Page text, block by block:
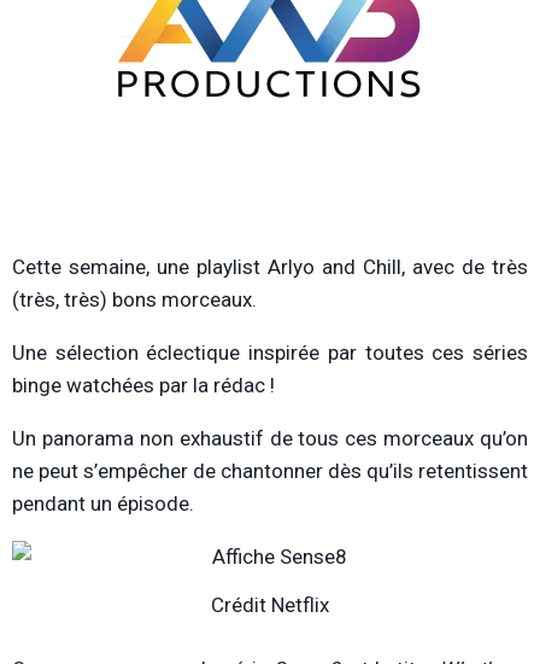
Cette semaine, une playlist Arlyo and Chill, avec de très
(très, très) bons morceaux.
Une sélection éclectique inspirée par toutes ces séries
binge watchées par la rédac !
Un panorama non exhaustif de tous ces morceaux qu’on
ne peut s’empêcher de chantonner dès qu’ils retentissent
pendant un épisode.
Crédit Netflix